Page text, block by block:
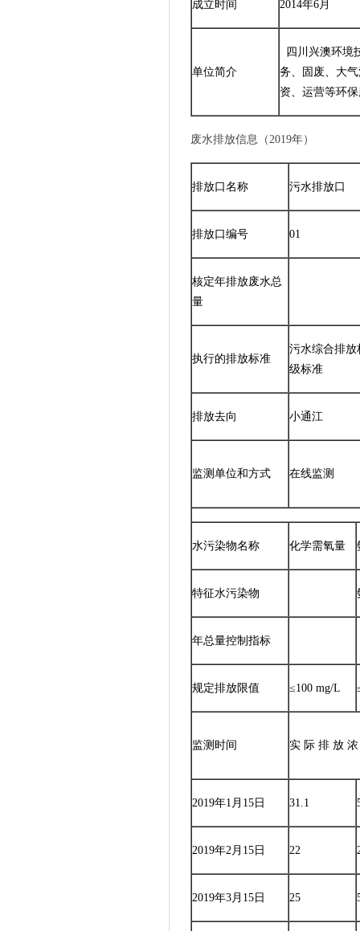
成立时间 2014年6月
单位简介
四川兴澳环境
务、固废、大
资、运营等环
废水排放信息（2019年）
排放口名称 污水排放口
排放口编号 01
核定年排放废水总
量
执行的排放标准
污水综合排放
级标准
排放去向 小通江
监测单位和方式 在线监测
水污染物名称 化学需氧量
特征水污染物
年总量控制指标
规定排放限值 ≤100 mg/L
监测时间 实 际 排 放
2019年1月15日 31.1
2019年2月15日 22
2019年3月15日 25